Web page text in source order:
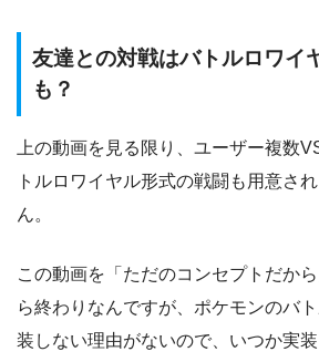
友達との対戦はバトルロワイ
も？
上の動画を見る限り、ユーザー複数
トルロワイヤル形式の戦闘も用意さ
ん。
この動画を「ただのコンセプトだか
ら終わりなんですが、ポケモンのバ
装しない理由がないので、いつか実装